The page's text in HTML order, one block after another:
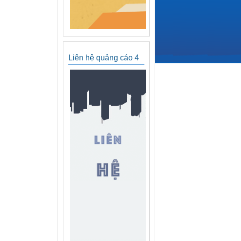
Liên hệ quảng cáo 4